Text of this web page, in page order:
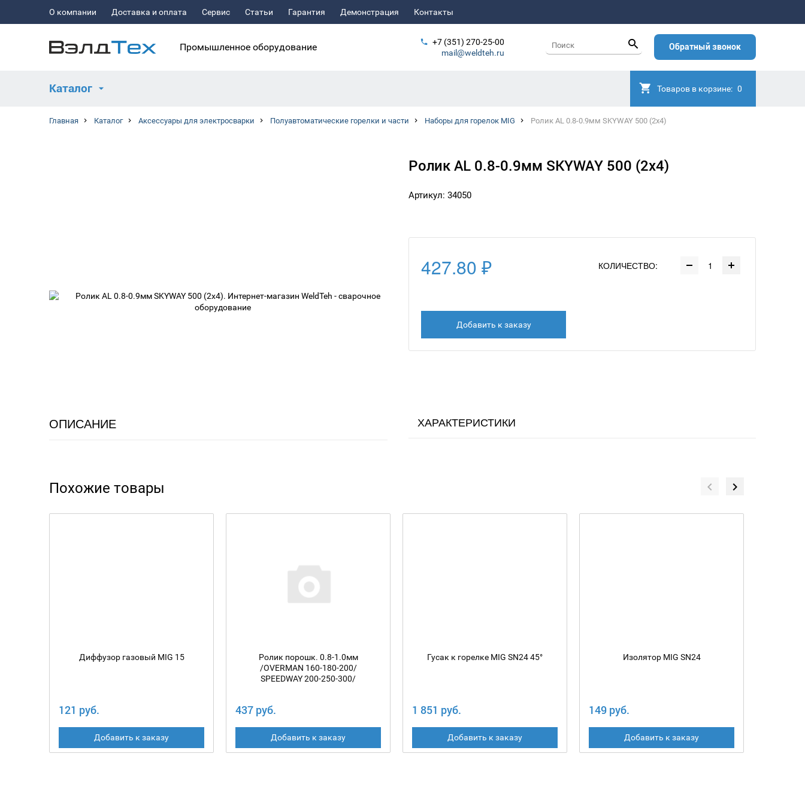
О компании Доставка и оплата Сервис Статьи Гарантия Демонстрация Контакты
Промышленное оборудование
+7 (351) 270-25-00
mail@weldteh.ru
Обратный звонок
Каталог Товаров в корзине: 0
Главная Каталог Аксессуары для электросварки Полуавтоматические горелки и части Наборы для горелок MIG Ролик AL 0.8-0.9мм SKYWAY 500 (2x4)
Ролик AL 0.8-0.9мм SKYWAY 500 (2x4)
Артикул: 34050
427.80 ₽ КОЛИЧЕСТВО:
Добавить к заказу
ОПИСАНИЕ ХАРАКТЕРИСТИКИ
Похожие товары
Диффузор газовый MIG 15
121 руб.
Добавить к заказу
Ролик порошк. 0.8-1.0мм
/OVERMAN 160-180-200/
SPEEDWAY 200-250-300/
437 руб.
Добавить к заказу
Гусак к горелке MIG SN24 45°
1 851 руб.
Добавить к заказу
Изолятор MIG SN24
149 руб.
Добавить к заказу